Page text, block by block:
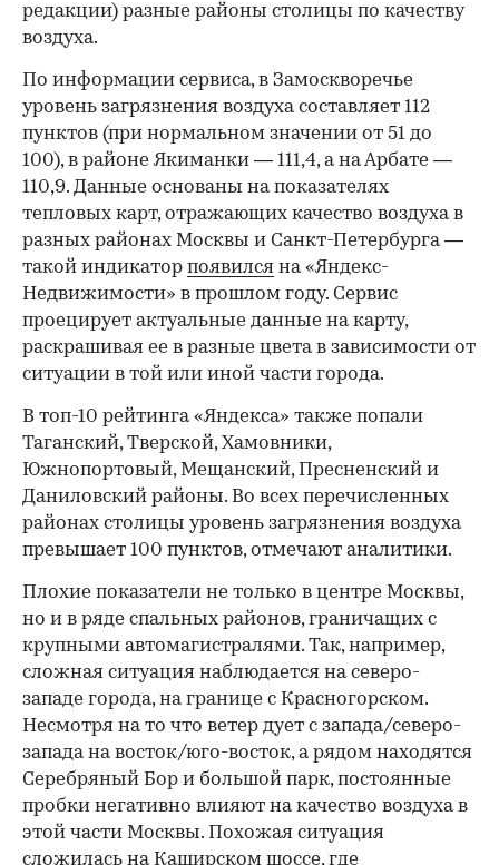
редакции) разные районы столицы по качеству
воздуха.
По информации сервиса, в Замоскворечье
уровень загрязнения воздуха составляет 112
пунктов (при нормальном значении от 51 до
100), в районе Якиманки — 111,4, а на Арбате —
110,9. Данные основаны на показателях
тепловых карт, отражающих качество воздуха в
разных районах Москвы и Санкт-Петербурга —
такой индикатор появился на «Яндекс-
Недвижимости» в прошлом году. Сервис
проецирует актуальные данные на карту,
раскрашивая ее в разные цвета в зависимости от
ситуации в той или иной части города.
В топ-10 рейтинга «Яндекса» также попали
Таганский, Тверской, Хамовники,
Южнопортовый, Мещанский, Пресненский и
Даниловский районы. Во всех перечисленных
районах столицы уровень загрязнения воздуха
превышает 100 пунктов, отмечают аналитики.
Плохие показатели не только в центре Москвы,
но и в ряде спальных районов, граничащих с
крупными автомагистралями. Так, например,
сложная ситуация наблюдается на северо-
западе города, на границе с Красногорском.
Несмотря на то что ветер дует с запада/северо-
запада на восток/юго-восток, а рядом находятся
Серебряный Бор и большой парк, постоянные
пробки негативно влияют на качество воздуха в
этой части Москвы. Похожая ситуация
сложилась на Каширском шоссе, где